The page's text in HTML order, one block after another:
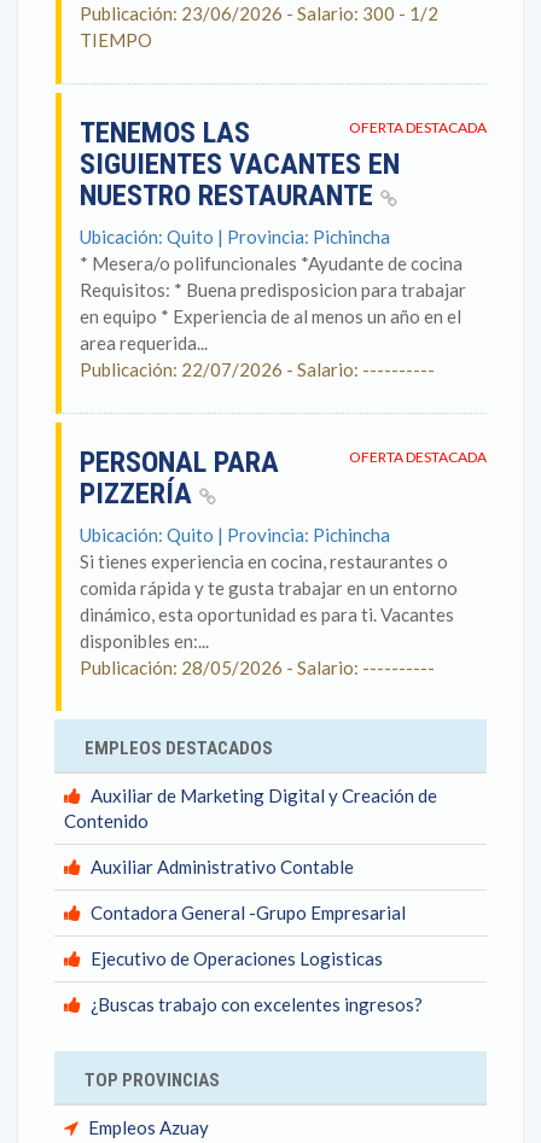
Publicación: 23/06/2026 - Salario: 300 - 1/2
TIEMPO
OFERTA DESTACADA
TENEMOS LAS
SIGUIENTES VACANTES EN
NUESTRO RESTAURANTE
Ubicación: Quito | Provincia: Pichincha
* Mesera/o polifuncionales *Ayudante de cocina
Requisitos: * Buena predisposicion para trabajar
en equipo * Experiencia de al menos un año en el
area requerida...
Publicación: 22/07/2026 - Salario: ----------
OFERTA DESTACADA
PERSONAL PARA
PIZZERÍA
Ubicación: Quito | Provincia: Pichincha
Si tienes experiencia en cocina, restaurantes o
comida rápida y te gusta trabajar en un entorno
dinámico, esta oportunidad es para ti. Vacantes
disponibles en:...
Publicación: 28/05/2026 - Salario: ----------
EMPLEOS DESTACADOS
Auxiliar de Marketing Digital y Creación de
Contenido
Auxiliar Administrativo Contable
Contadora General -Grupo Empresarial
Ejecutivo de Operaciones Logisticas
¿Buscas trabajo con excelentes ingresos?
TOP PROVINCIAS
Empleos Azuay